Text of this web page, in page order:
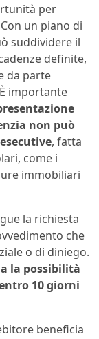
per
un piano di
suddividere il
definite,
da parte
importante
non può
, fatta
come i
immobiliari
la richiesta
che
o di diniego.
la possibilità
10 giorni
beneficia